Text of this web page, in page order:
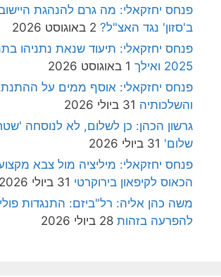
פנחס יחזקאלי: מה גרם להנהגת
ב'סזון' נגד האצ"ל? 2 באוגוסט 2026
פנחס יחזקאלי: תיעוד שנאת נתניהו
2025 ואילך
1 באוגוסט 2026
פנחס יחזקאלי: אוסף ממים על
והשלכותיה 31 ביולי 2026
גרשון הכהן: כן לשלום, לא לנוסחה
שלום' 31 ביולי 2026
פנחס יחזקאלי: מיליציה מול צבא
הכאוס לקיפאון בירוקרטי 31 ביולי 2026
משה כהן אליה: רל"ביזם: התנגדות
להפרעה בזהות 28 ביולי 2026